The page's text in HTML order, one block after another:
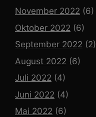
November 2022 (6)
Oktober 2022 (6)
September 2022 (2)
August 2022 (6)
Juli 2022 (4)
Juni 2022 (4)
Mai 2022 (6)